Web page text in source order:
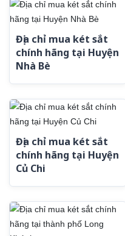
Địa chỉ mua két sắt
chính hãng tại Huyện
Nhà Bè
Địa chỉ mua két sắt
chính hãng tại Huyện
Củ Chi